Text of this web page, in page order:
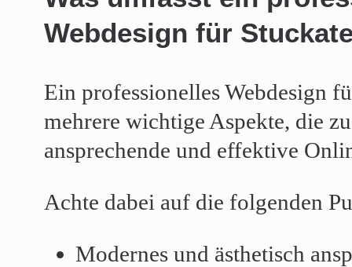
Webdesign für
Ein professionelles Webdesign
mehrere wichtige Aspekte, die
ansprechende und effektive
Achte dabei auf die folgenden
Modernes und ästhetisch